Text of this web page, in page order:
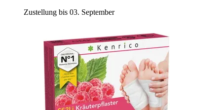
Zustellung bis 03. September